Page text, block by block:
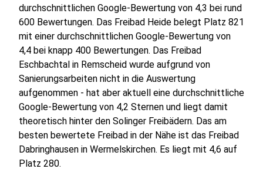
durchschnittlichen Google-Bewertung von 4,3 bei rund
600 Bewertungen. Das Freibad Heide belegt Platz 821
mit einer durchschnittlichen Google-Bewertung von
4,4 bei knapp 400 Bewertungen. Das Freibad
Eschbachtal in Remscheid wurde aufgrund von
Sanierungsarbeiten nicht in die Auswertung
aufgenommen - hat aber aktuell eine durchschnittliche
Google-Bewertung von 4,2 Sternen und liegt damit
theoretisch hinter den Solinger Freibädern. Das am
besten bewertete Freibad in der Nähe ist das Freibad
Dabringhausen in Wermelskirchen. Es liegt mit 4,6 auf
Platz 280.